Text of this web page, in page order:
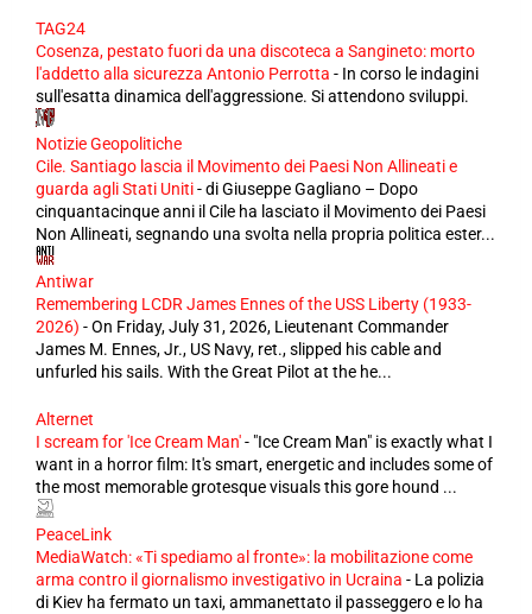
TAG24
Cosenza, pestato fuori da una discoteca a Sangineto: morto
l'addetto alla sicurezza Antonio Perrotta - In corso le indagini
sull'esatta dinamica dell'aggressione. Si attendono sviluppi.
Notizie Geopolitiche
Cile. Santiago lascia il Movimento dei Paesi Non Allineati e
guarda agli Stati Uniti-di Giuseppe Gagliano – Dopo
cinquantacinque anni il Cile ha lasciato il Movimento dei Paesi
Non Allineati, segnando una svolta nella propria politica ester...
Antiwar
Remembering LCDR James Ennes of the USS Liberty (1933-
2026) -On Friday, July 31, 2026, Lieutenant Commander
James M. Ennes, Jr., US Navy, ret., slipped his cable and
unfurled his sails. With the Great Pilot at the he...
Alternet
I scream for 'Ice Cream Man'- "Ice Cream Man" is exactly what I
want in a horror film: It's smart, energetic and includes some of
the most memorable grotesque visuals this gore hound ...
PeaceLink
MediaWatch: «Ti spediamo al fronte»: la mobilitazione come
arma contro il giornalismo investigativo in Ucraina - La polizia
di Kiev ha fermato un taxi, ammanettato il passeggero e lo ha